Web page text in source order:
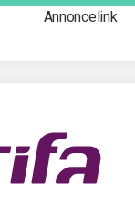
Annoncelink